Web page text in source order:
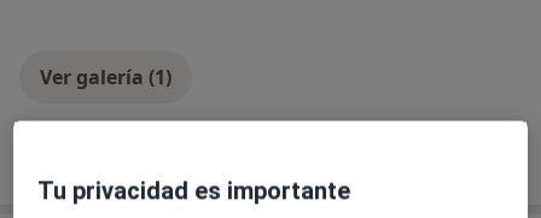
Ver galería (1)
Tu privacidad es importante